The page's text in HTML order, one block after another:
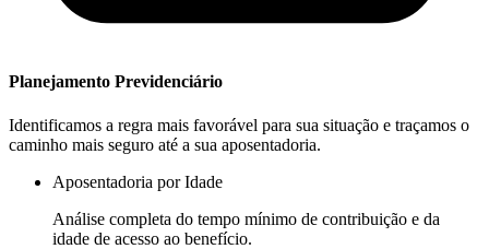
Planejamento Previdenciário
Identificamos a regra mais favorável para sua situação e traçamos o
caminho mais seguro até a sua aposentadoria.
Aposentadoria por Idade
Análise completa do tempo mínimo de contribuição e da
idade de acesso ao benefício.